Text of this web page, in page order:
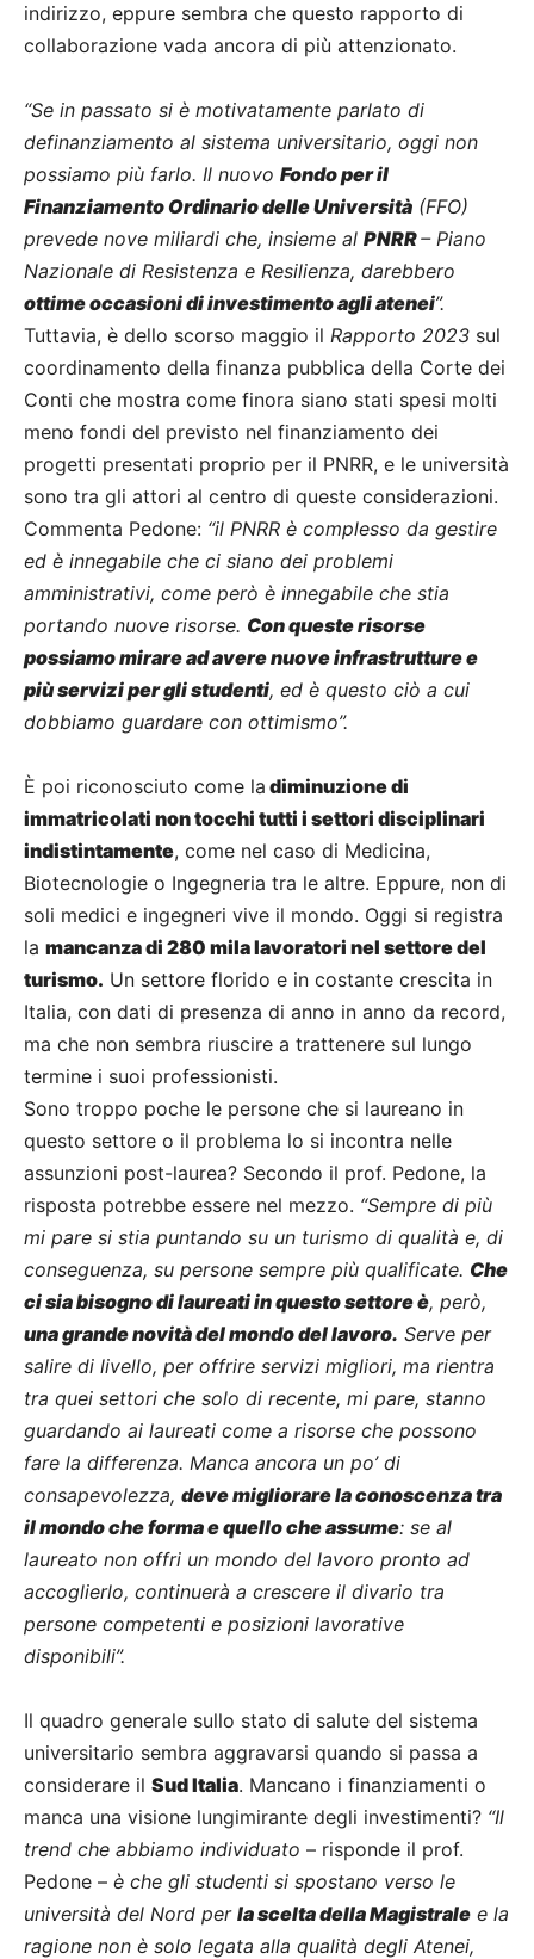
indirizzo, eppure sembra che questo rapporto di
collaborazione vada ancora di più attenzionato.
“Se in passato si è motivatamente parlato di
definanziamento al sistema universitario, oggi non
possiamo più farlo. Il nuovo Fondo per il
Finanziamento Ordinario delle Università (FFO)
prevede nove miliardi che, insieme al PNRR– Piano
Nazionale di Resistenza e Resilienza, darebbero
ottime occasioni di investimento agli atenei”.
Tuttavia, è dello scorso maggio il Rapporto 2023 sul
coordinamento della finanza pubblica della Corte dei
Conti che mostra come finora siano stati spesi molti
meno fondi del previsto nel finanziamento dei
progetti presentati proprio per il PNRR, e le università
sono tra gli attori al centro di queste considerazioni.
Commenta Pedone: “il PNRR è complesso da gestire
ed è innegabile che ci siano dei problemi
amministrativi, come però è innegabile che stia
portando nuove risorse. Con queste risorse
possiamo mirare ad avere nuove infrastrutture e
più servizi per gli studenti, ed è questo ciò a cui
dobbiamo guardare con ottimismo”.
È poi riconosciuto come la diminuzione di
immatricolati non tocchi tutti i settori disciplinari
indistintamente, come nel caso di Medicina,
Biotecnologie o Ingegneria tra le altre. Eppure, non di
soli medici e ingegneri vive il mondo. Oggi si registra
la mancanza di 280 mila lavoratori nel settore del
turismo. Un settore florido e in costante crescita in
Italia, con dati di presenza di anno in anno da record,
ma che non sembra riuscire a trattenere sul lungo
termine i suoi professionisti.
Sono troppo poche le persone che si laureano in
questo settore o il problema lo si incontra nelle
assunzioni post-laurea? Secondo il prof. Pedone, la
risposta potrebbe essere nel mezzo. “Sempre di più
mi pare si stia puntando su un turismo di qualità e, di
conseguenza, su persone sempre più qualificate. Che
ci sia bisogno di laureati in questo settore è, però,
una grande novità del mondo del lavoro. Serve per
salire di livello, per offrire servizi migliori, ma rientra
tra quei settori che solo di recente, mi pare, stanno
guardando ai laureati come a risorse che possono
fare la differenza. Manca ancora un po’ di
consapevolezza, deve migliorare la conoscenza tra
il mondo che forma e quello che assume: se al
laureato non offri un mondo del lavoro pronto ad
accoglierlo, continuerà a crescere il divario tra
persone competenti e posizioni lavorative
disponibili”.
Il quadro generale sullo stato di salute del sistema
universitario sembra aggravarsi quando si passa a
considerare il Sud Italia. Mancano i finanziamenti o
manca una visione lungimirante degli investimenti? “Il
trend che abbiamo individuato – risponde il prof.
Pedone – è che gli studenti si spostano verso le
università del Nord per la scelta della Magistrale e la
ragione non è solo legata alla qualità degli Atenei,